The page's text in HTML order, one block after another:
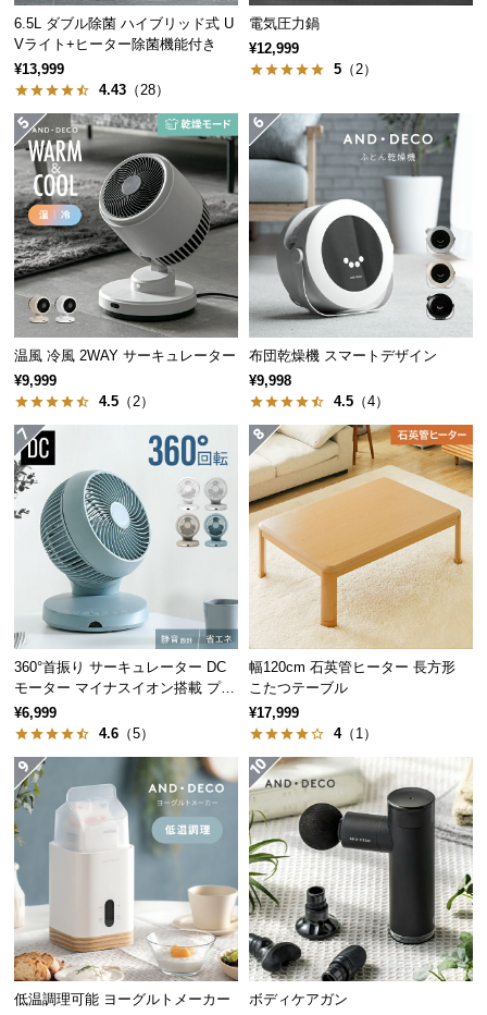
ル
に
つ
い
て
保
証
に
つ
て
会
員
約
に
つ
い
て
客
様
サ
ポ
ー
知
ら
せ
ブ
6.5L ダブル除菌 ハイブリッド式 U
Vライト+ヒーター除菌機能付き
¥13,999
4.43 （28）
電気圧力鍋
¥12,999
5 （2）
温風 冷風 2WAY サーキュレーター
¥9,999
4.5 （2）
布団乾燥機 スマートデザイン
¥9,998
4.5 （4）
360°首振り サーキュレーター DC
モーター マイナスイオン搭載 プレ
ミアムタイプ
¥6,999
4.6 （5）
幅120cm 石英管ヒーター 長方形
こたつテーブル
¥17,999
4（1）
低温調理可能 ヨーグルトメーカー
ボディケアガン